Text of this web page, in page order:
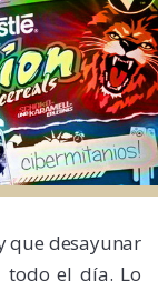
que desayunar
todo el día. Lo